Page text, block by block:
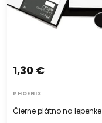
Čierne plátno na lepenke
1,30 €
PHOENIX